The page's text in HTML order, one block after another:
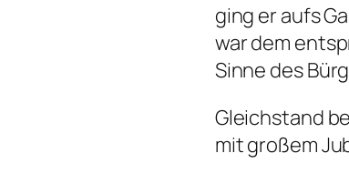
ging er aufs
war dem
Sinne des
Gleichstand
mit großem